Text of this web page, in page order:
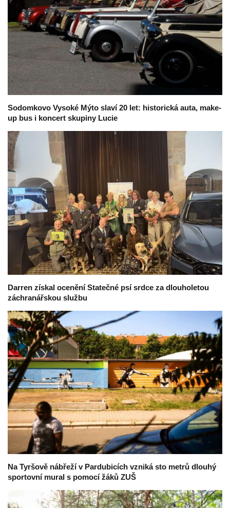
Sodomkovo Vysoké Mýto slaví 20 let: historická auta, make-
up bus i koncert skupiny Lucie
Darren získal ocenění Statečné psí srdce za dlouholetou
záchranářskou službu
Na Tyršově nábřeží v Pardubicích vzniká sto metrů dlouhý
sportovní mural s pomocí žáků ZUŠ